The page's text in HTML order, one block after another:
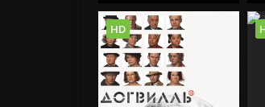
HD